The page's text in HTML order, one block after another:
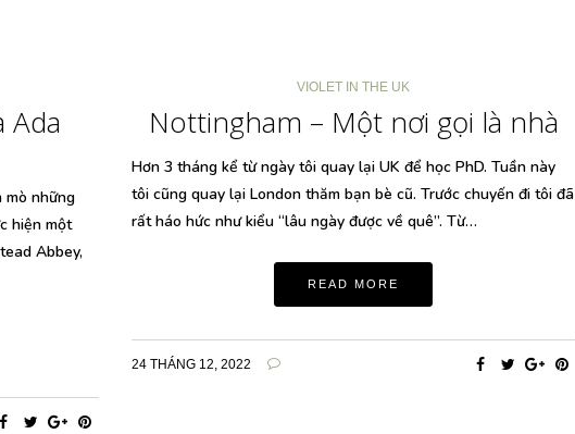
Ada
mò những
hiện một
Abbey,
VIOLET IN THE UK
Nottingham – Một nơi gọi là nhà
Hơn 3 tháng kể từ ngày tôi quay lại UK để học PhD. Tuần này
tôi cũng quay lại London thăm bạn bè cũ. Trước chuyến đi tôi đã
rất háo hức như kiểu “lâu ngày được về quê”. Từ…
READ MORE
24 THÁNG 12, 2022